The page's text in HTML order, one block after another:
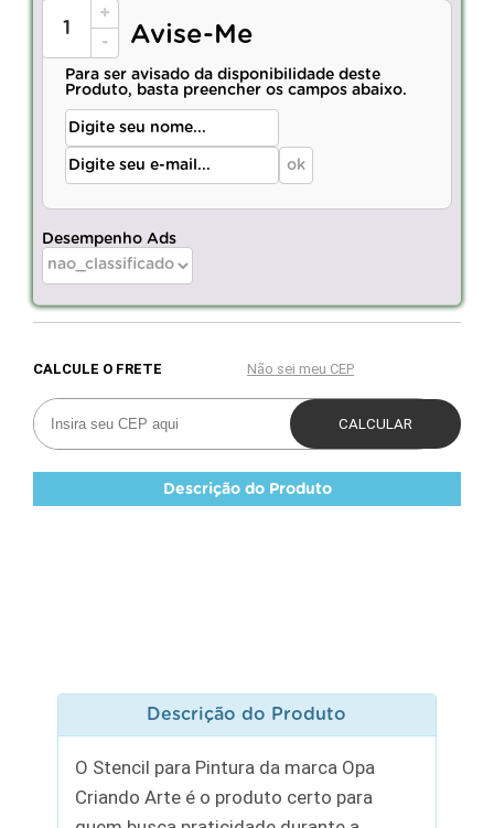
+
-
Avise-Me
Para ser avisado da disponibilidade deste
Produto, basta preencher os campos abaixo.
Desempenho Ads
Descrição do Produto
Descrição do Produto
O Stencil para Pintura da marca Opa
Criando Arte é o produto certo para